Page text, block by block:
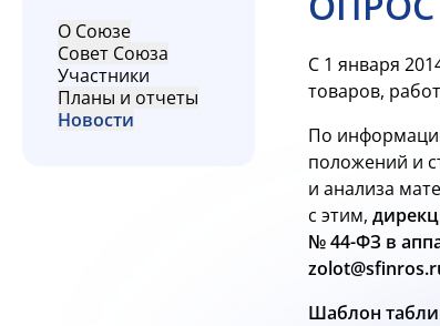
О Союзе
Совет Союза
Участники
Планы и отчеты
Новости
С 1 января
товаров,
По
положений и
и анализа
с этим,
№44-ФЗ в
Шаблон